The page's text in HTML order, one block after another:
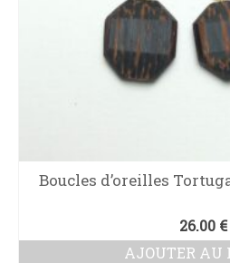
Boucles d’oreilles
26.00 €
AJOUTER AU